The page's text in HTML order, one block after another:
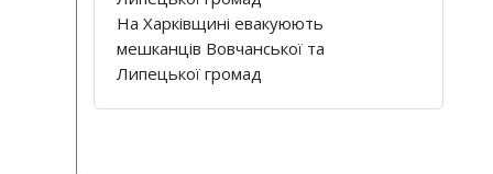
На Харківщині евакуюють
мешканців Вовчанської та
Липецької громад